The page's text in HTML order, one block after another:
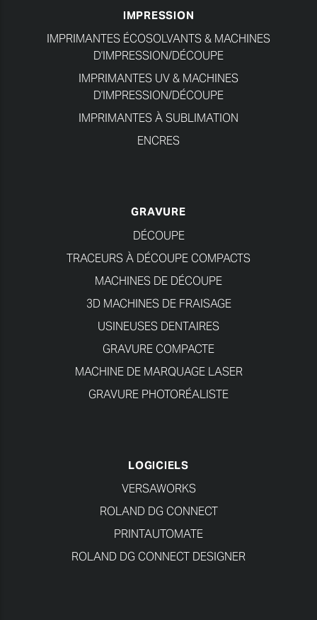
IMPRESSION
IMPRIMANTES ÉCOSOLVANTS & MACHINES
D'IMPRESSION/DÉCOUPE
IMPRIMANTES UV & MACHINES
D'IMPRESSION/DÉCOUPE
IMPRIMANTES À SUBLIMATION
ENCRES
GRAVURE
DÉCOUPE
TRACEURS À DÉCOUPE COMPACTS
MACHINES DE DÉCOUPE
3D MACHINES DE FRAISAGE
USINEUSES DENTAIRES
GRAVURE COMPACTE
MACHINE DE MARQUAGE LASER
GRAVURE PHOTORÉALISTE
LOGICIELS
VERSAWORKS
ROLAND DG CONNECT
PRINTAUTOMATE
ROLAND DG CONNECT DESIGNER